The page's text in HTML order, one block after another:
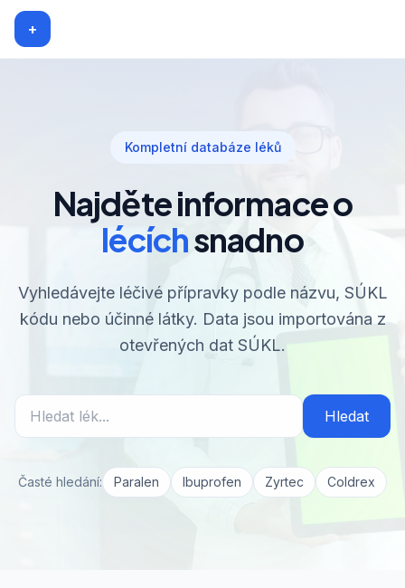
+
Kompletní databáze léků
Najděte informace o
lécíchsnadno
Vyhledávejte léčivé přípravky podle názvu, SÚKL
kódu nebo účinné látky. Data jsou importována z
otevřených dat SÚKL.
Hledat
Časté hledání: Paralen Ibuprofen Zyrtec Coldrex